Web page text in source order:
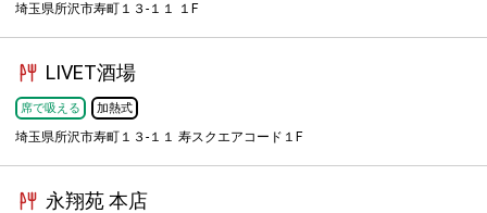
埼玉県所沢市寿町１３-１１ １F
LIVET酒場
席で吸える 加熱式
埼玉県所沢市寿町１３-１１ 寿スクエアコード１F
永翔苑 本店